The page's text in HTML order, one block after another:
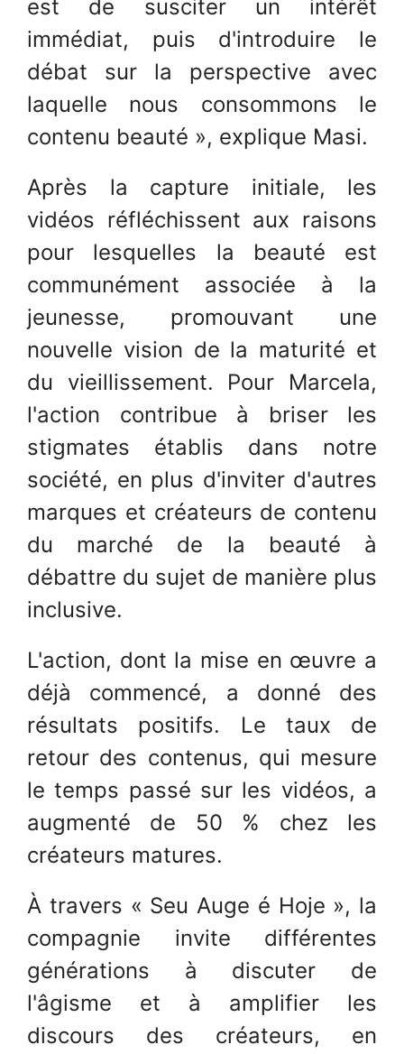
est de susciter un intérêt
immédiat, puis d'introduire le
débat sur la perspective avec
laquelle nous consommons le
contenu beauté », explique Masi.
Après la capture initiale, les
vidéos réfléchissent aux raisons
pour lesquelles la beauté est
communément associée à la
jeunesse, promouvant une
nouvelle vision de la maturité et
du vieillissement. Pour Marcela,
l'action contribue à briser les
stigmates établis dans notre
société, en plus d'inviter d'autres
marques et créateurs de contenu
du marché de la beauté à
débattre du sujet de manière plus
inclusive.
L'action, dont la mise en œuvre a
déjà commencé, a donné des
résultats positifs. Le taux de
retour des contenus, qui mesure
le temps passé sur les vidéos, a
augmenté de 50 % chez les
créateurs matures.
À travers « Seu Auge é Hoje », la
compagnie invite différentes
générations à discuter de
l'âgisme et à amplifier les
discours des créateurs, en